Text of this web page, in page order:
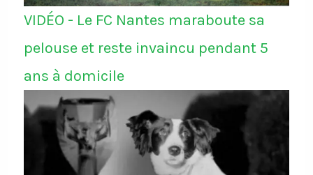
VIDÉO - Le FC Nantes maraboute sa
pelouse et reste invaincu pendant 5
ans à domicile